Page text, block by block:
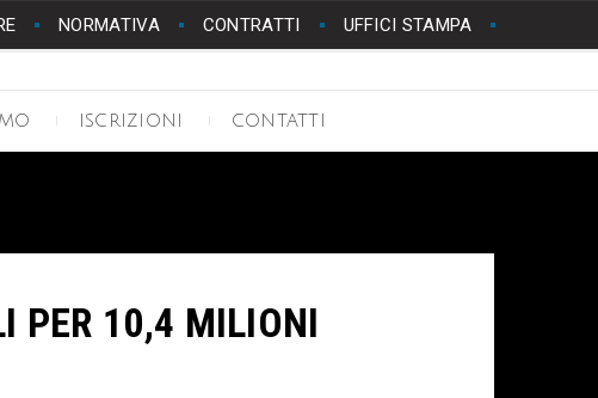
NORMATIVA CONTRATTI UFFICI STAMPA
ISCRIZIONI CONTATTI
PER 10,4 MILIONI